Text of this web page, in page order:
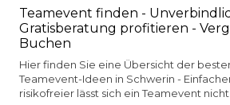
Teamevent finden -
Gratisberatung profitieren -
Buchen
Hier finden Sie eine Übersicht der
Teamevent-Ideen in Schwerin -
risikofreier lässt sich ein Teamevent